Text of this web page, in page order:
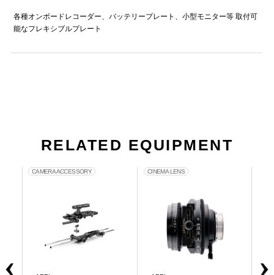
各種オンボードレコーダー、バッテリープレート、小型モニター等 取付可
能なフレキシブルプレート
RELATED EQUIPMENT
CAMERA ACCESSORY CINEMA LENS